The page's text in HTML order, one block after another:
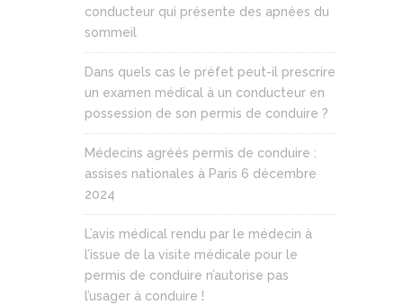
conducteur qui présente des apnées du
sommeil
Dans quels cas le préfet peut-il prescrire
un examen médical à un conducteur en
possession de son permis de conduire ?
Médecins agréés permis de conduire :
assises nationales à Paris 6 décembre
2024
L’avis médical rendu par le médecin à
l’issue de la visite médicale pour le
permis de conduire n’autorise pas
l’usager à conduire !